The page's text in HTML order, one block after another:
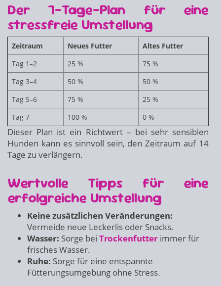
Der 7-Tage-Plan für eine
stressfreie Umstellung
Zeitraum Neues Futter
Altes Futter
Tag 1–2
25 %
75 %
Tag 3–4
50 %
50 %
Tag 5–6
75 %
25 %
Tag 7
100 % 0 %
Dieser Plan ist ein Richtwert – bei sehr sensiblen
Hunden kann es sinnvoll sein, den Zeitraum auf 14
Tage zu verlängern.
Wertvolle Tipps für eine
erfolgreiche Umstellung
Keine zusätzlichen Veränderungen:
Vermeide neue Leckerlis oder Snacks.
Wasser: Sorge bei Trockenfutter immer für
frisches Wasser.
Ruhe: Sorge für eine entspannte
Fütterungsumgebung ohne Stress.